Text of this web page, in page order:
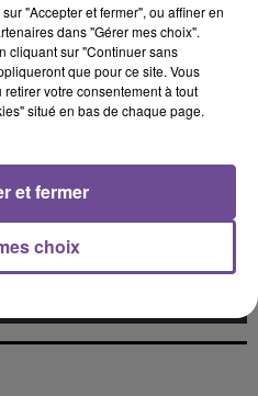
Husband Love Today
nous donner votre accord
"Accepter et fermer", ou affiner en
dans "Gérer mes choix".
cliquant sur "Continuer sans
que pour ce site. Vous
votre consentement à tout
situé en bas de chaque page.
choix
et fermer